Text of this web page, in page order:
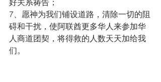
好关系祷告；
7、愿神为我们铺设道路，清除一切的阻
碍和干扰，使阿联酋更多华人来参加华
人商道团契，将得救的人数天天加给我
们。